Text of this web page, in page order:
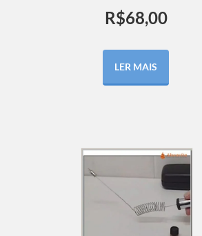
R$68,00
LER MAIS